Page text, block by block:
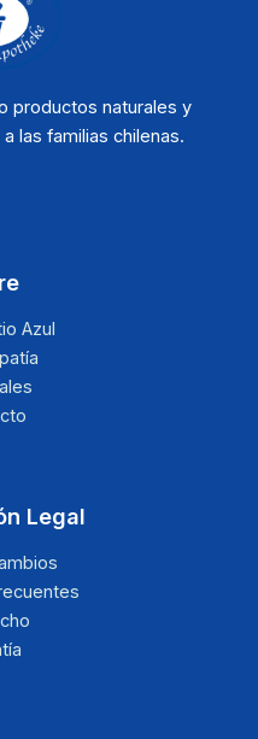
productos naturales y
las familias chilenas.
Azul
Legal